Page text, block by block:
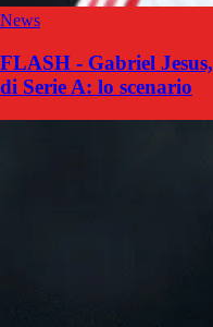
News
FLASH - Gabriel
di Serie A: lo scenario